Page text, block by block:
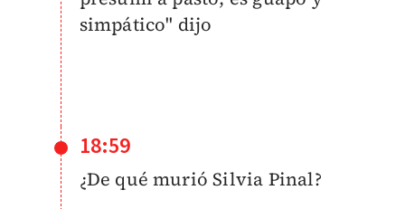
simpático" dijo
18:59
¿De qué murió Silvia Pinal?